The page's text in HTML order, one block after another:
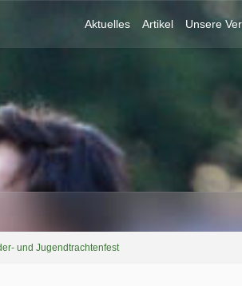
Aktuelles Artikel Unsere
und Jugendtrachtenfest